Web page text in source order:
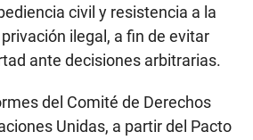
civil y resistencia a la
ilegal, a fin de evitar
ante decisiones arbitrarias.
del Comité de Derechos
Unidas, a partir del Pacto